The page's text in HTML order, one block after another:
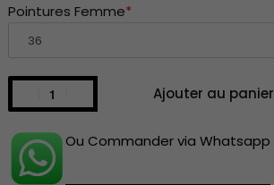
*
Pointures Femme
Ajouter au panier
Ou Commander via Whatsapp